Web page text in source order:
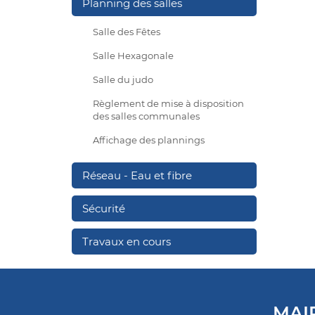
Planning des salles
Salle des Fêtes
Salle Hexagonale
Salle du judo
Règlement de mise à disposition
des salles communales
Affichage des plannings
Réseau - Eau et fibre
Sécurité
Travaux en cours